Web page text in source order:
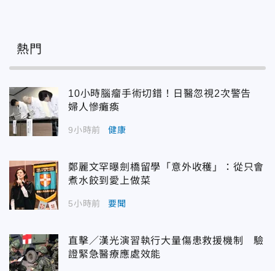
熱門
10小時腦瘤手術切錯！日醫忽視2次警告
婦人慘癱瘓
9小時前 健康
鄭麗文罕曝劍橋留學「意外收穫」：從只會
煮水餃到愛上做菜
5小時前 要聞
直擊／漢光演習執行大量傷患救援機制 驗
證緊急醫療應處效能